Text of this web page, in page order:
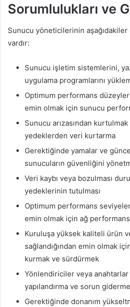
Sorumlulukları ve
Sunucu yöneticilerinin
vardır:
Sunucu işletim sistemlerini,
uygulama programlarını
Optimum performans
emin olmak için sunucu
Sunucu arızasından
yedeklerden veri kurtarma
Gerektiğinde yamalar ve
sunucuların güvenliğini
Veri kaybı veya bozulması
yedeklerinin tutulması
Optimum performans
emin olmak için ağ
Kuruluşa yüksek kaliteli ürün
sağlandığından emin olmak
kurmak ve sürdürmek
Yönlendiriciler veya anahtarlar
yapılandırma ve sorun giderme
Gerektiğinde donanım